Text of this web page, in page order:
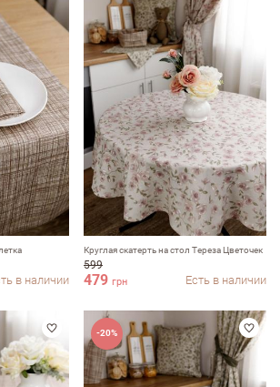
в наличии
Круглая скатерть на стол Тереза Цветочек
599
479 грн Есть в наличии
-20%